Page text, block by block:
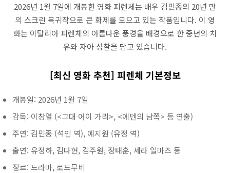
2026년 1월 7일에 개봉한 영화 피렌체는 배우 김민종의 20년 만
의 스크린 복귀작으로 큰 화제를 모으고 있는 작품입니다. 이 영
화는 이탈리아 피렌체의 아름다운 풍경을 배경으로 한 중년의 치
유와 자아 성찰을 담고 있습니다.
[최신 영화 추천] 피렌체 기본정보
개봉일: 2026년 1월 7일
감독: 이창열 (<그대 어이 가리>, <에덴의 남쪽> 등 연출)
주연: 김민종 (석인 역), 예지원 (유정 역)
출연: 유정하, 김다현, 김주원, 장태훈, 세라 일마즈 등
장르: 드라마, 로드무비